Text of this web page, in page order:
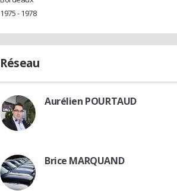
1975 - 1978
Réseau
Aurélien POURTAUD
Brice MARQUAND